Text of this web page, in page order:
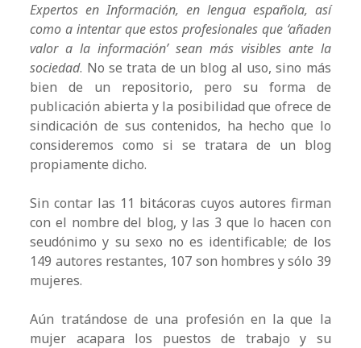
Expertos en Información, en lengua española, así
como a intentar que estos profesionales que ‘añaden
valor a la información’ sean más visibles ante la
sociedad. No se trata de un blog al uso, sino más
bien de un repositorio, pero su forma de
publicación abierta y la posibilidad que ofrece de
sindicación de sus contenidos, ha hecho que lo
consideremos como si se tratara de un blog
propiamente dicho.
Sin contar las 11 bitácoras cuyos autores firman
con el nombre del blog, y las 3 que lo hacen con
seudónimo y su sexo no es identificable; de los
149 autores restantes, 107 son hombres y sólo 39
mujeres.
Aún tratándose de una profesión en la que la
mujer acapara los puestos de trabajo y su